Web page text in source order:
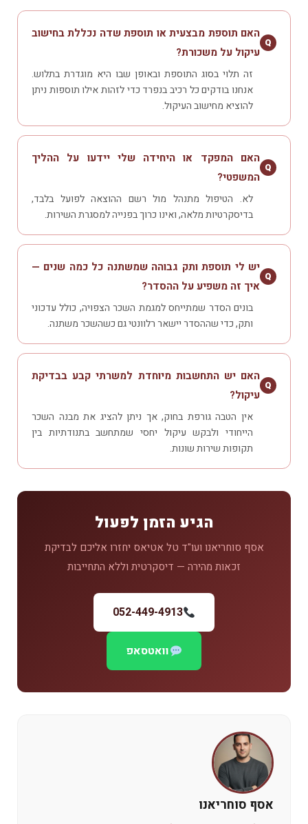
Q
האם תוספת מבצעית או תוספת שדה נכללת בחישוב
עיקול על משכורת?
זה תלוי בסוג התוספת ובאופן שבו היא מוגדרת בתלוש.
אנחנו בודקים כל רכיב בנפרד כדי לזהות אילו תוספות ניתן
להוציא מחישוב העיקול.
Q
האם המפקד או היחידה שלי יידעו על ההליך
המשפטי?
לא. הטיפול מתנהל מול רשם ההוצאה לפועל בלבד,
בדיסקרטיות מלאה, ואינו כרוך בפנייה למסגרת השירות.
Q
יש לי תוספת ותק גבוהה שמשתנה כל כמה שנים —
איך זה משפיע על ההסדר?
בונים הסדר שמתייחס למגמת השכר הצפויה, כולל עדכוני
ותק, כדי שההסדר יישאר רלוונטי גם כשהשכר משתנה.
Q
האם יש התחשבות מיוחדת למשרתי קבע בבדיקת
עיקול?
אין הטבה גורפת בחוק, אך ניתן להציג את מבנה השכר
הייחודי ולבקש עיקול יחסי שמתחשב בתנודתיות בין
תקופות שירות שונות.
הגיע הזמן לפעול
אסף סוחריאנו ועו"ד טל אטיאס יחזרו אליכם לבדיקת
זכאות מהירה — דיסקרטית וללא התחייבות
052-449-4913
וואטסאפ
אסף סוחריאנו